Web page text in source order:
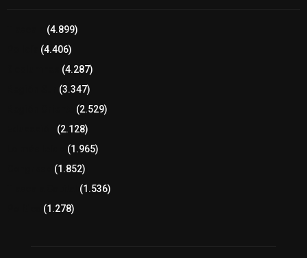
(4.899)
(4.406)
(4.287)
(3.347)
(2.529)
(2.128)
(1.965)
(1.852)
(1.536)
(1.278)